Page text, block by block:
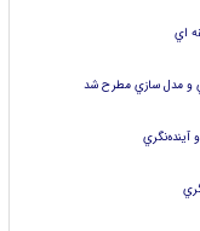
اي
و مدل سازي مطرح شد